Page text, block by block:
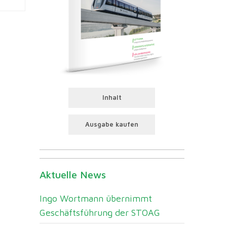
Inhalt
Ausgabe kaufen
Aktuelle News
Ingo Wortmann übernimmt
Geschäftsführung der STOAG